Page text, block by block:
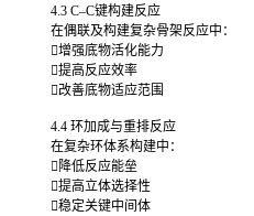
4.3 C–C键构建反应
在偶联及构建复杂骨架反应中：
增强底物活化能力
提高反应效率
改善底物适应范围
4.4 环加成与重排反应
在复杂环体系构建中：
降低反应能垒
提高立体选择性
稳定关键中间体